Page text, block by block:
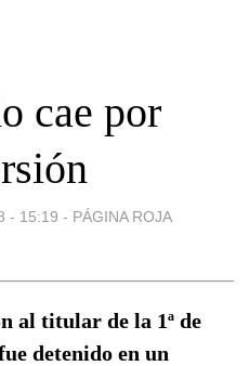
cae por
- 15:19 - PÁGINA ROJA
al titular de la 1ª de
detenido en un